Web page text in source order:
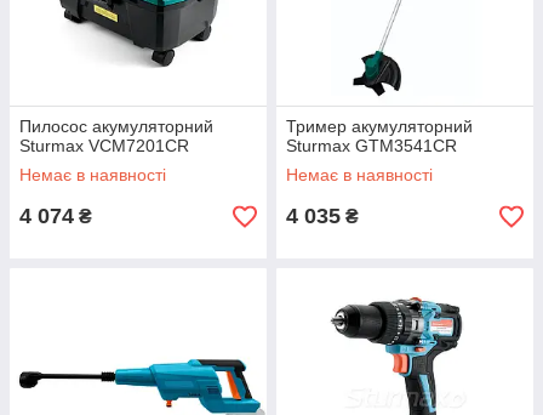
Пилосос акумуляторний
Sturmax VCM7201CR
Немає в наявності
4 074 ₴
Тример акумуляторний
Sturmax GTM3541CR
Немає в наявності
4 035 ₴